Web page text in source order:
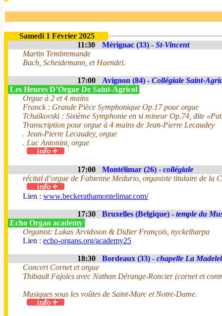
Samedi 1 Février 2025
11:30
Mérignac (33) - St-Vincent
Martin Tembremande
Bach, Scheidemann, et Haendel.
17:00 Avignon (84) - Collégiale Saint-
Les Heures D’Orgue De Saint-Agricol
Orgue à 2 et 4 mains
Franck : Grande Pièce Symphonique Op.17 pour orgue
Tchaïkovski : Sixième Symphonie en si mineur Op.74, dite
Transcription pour orgue à 4 mains de Jean-Pierre Lecaudey
. Jean-Pierre Lecaudey, orgue
. Luc Antonini, orgue
17:00 Montélimar (26) - collégiale
récital d’orgue de Fabienne Medurio, organiste titulaire de la
Lien : www.beckerathamontelimar.com/
17:30 Bruxelles (Belgique) - temple du
Echo Organ academy
Organist: Lukas Arvidsson & Didier François, nyckelharpa
Lien : echo-organs.org/academy25
18:30 Bordeaux (33) - chapelle La
Concert Cornet et orgue
Thibault Fajoles avec Nathan Dérange-Roncier (cornet et
Musiques sous les voûtes de Saint-Marc et Notre-Dame.